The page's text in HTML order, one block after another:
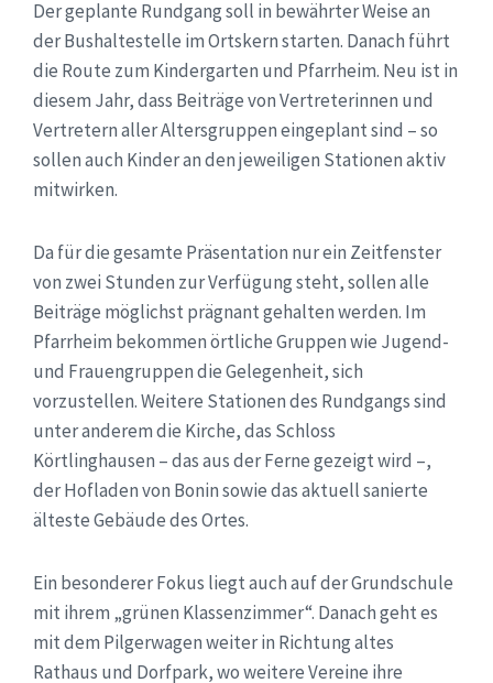
Der geplante Rundgang soll in bewährter Weise an
der Bushaltestelle im Ortskern starten. Danach führt
die Route zum Kindergarten und Pfarrheim. Neu ist in
diesem Jahr, dass Beiträge von Vertreterinnen und
Vertretern aller Altersgruppen eingeplant sind – so
sollen auch Kinder an den jeweiligen Stationen aktiv
mitwirken.
Da für die gesamte Präsentation nur ein Zeitfenster
von zwei Stunden zur Verfügung steht, sollen alle
Beiträge möglichst prägnant gehalten werden. Im
Pfarrheim bekommen örtliche Gruppen wie Jugend-
und Frauengruppen die Gelegenheit, sich
vorzustellen. Weitere Stationen des Rundgangs sind
unter anderem die Kirche, das Schloss
Körtlinghausen – das aus der Ferne gezeigt wird –,
der Hofladen von Bonin sowie das aktuell sanierte
älteste Gebäude des Ortes.
Ein besonderer Fokus liegt auch auf der Grundschule
mit ihrem „grünen Klassenzimmer“. Danach geht es
mit dem Pilgerwagen weiter in Richtung altes
Rathaus und Dorfpark, wo weitere Vereine ihre